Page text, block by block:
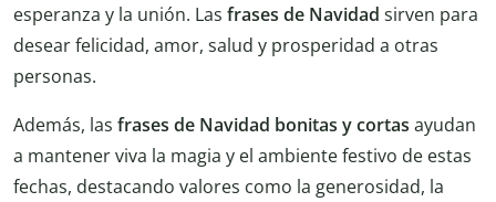
esperanza y la unión. Las frases de Navidad sirven para
desear felicidad, amor, salud y prosperidad a otras
personas.
Además, las frases de Navidad bonitas y cortas ayudan
a mantener viva la magia y el ambiente festivo de estas
fechas, destacando valores como la generosidad, la